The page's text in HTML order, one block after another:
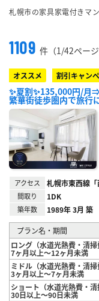
1109 件（1/42ページ
オススメ 割引キャン
✨夏割✨135,000円/月
繁華街徒歩圏内で旅行
アクセス 札幌市東西線
間取り 1DK
築年数 1989年 3月 築
プラン名・期間
ロング（水道光熱費・清掃
7ヶ月以上～12ヶ月未満
ミドル（水道光熱費・清掃
3ヶ月以上～7ヶ月未満
ショート（水道光熱費・清
30日以上～90日未満